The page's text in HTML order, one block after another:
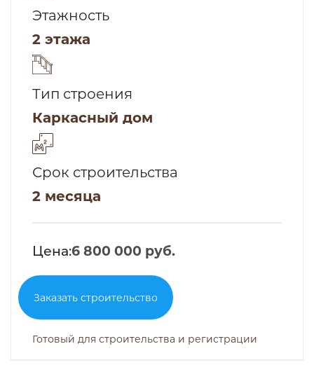
Этажность
2 этажа
Тип строения
Каркасный дом
Срок строительства
2 месяца
Цена:6 800 000 руб.
Заказать строительство
Готовый для строительства и регистрации